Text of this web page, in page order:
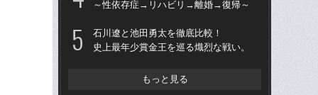
～性依存症→リハビリ→離婚→復帰～
石川遼と池田勇太を徹底比較！
史上最年少賞金王を巡る熾烈な戦い。
もっと見る